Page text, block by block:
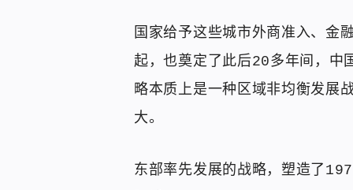
国家给予这些城市外商准入、金
起，也奠定了此后20多年间，中
略本质上是一种区域非均衡发展
大。
东部率先发展的战略，塑造了